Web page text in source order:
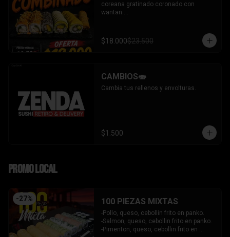
coreana gratinado coronado con
wantan.
wantan.
-kanikama, palta envuelto en sesamo.
gratinado.
+ 2 arrollado primavera.
$18.000$23.500
CAMBIOS🍣
Cambia tus rellenos y envolturas.
$1.500
PROMO LOCAL
-27% 100 PIEZAS MIXTAS
-Pollo, queso, cebollin frito en panko.
-Salmon, queso, cebollin frito en panko.
-Pimenton, queso, cebollin frito en